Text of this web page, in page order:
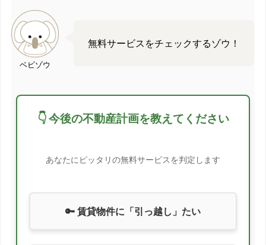
ベビゾウ
無料サービスをチェックするゾウ！
👇 今後の不動産計画を教えてください
あなたにピッタリの無料サービスを判定します
🔑 賃貸物件に「引っ越し」たい